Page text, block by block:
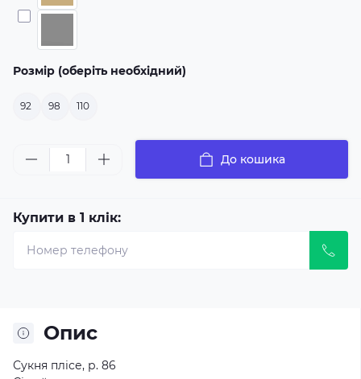
Розмір (оберіть необхідний)
92 98 110
До кошика
Купити в 1 клік:
Опис
Сукня плісе, р. 86